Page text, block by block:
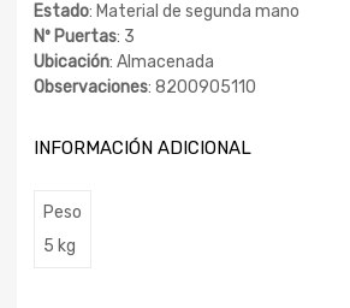
Estado: Material de segunda mano
Nº Puertas: 3
Ubicación: Almacenada
Observaciones: 8200905110
INFORMACIÓN ADICIONAL
Peso
5 kg